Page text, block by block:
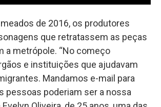
de 2016, os produtores
que retratassem as peças
a metrópole. “No começo
e instituições que ajudavam
Mandamos e-mail para
pessoas poderiam ser a nossa